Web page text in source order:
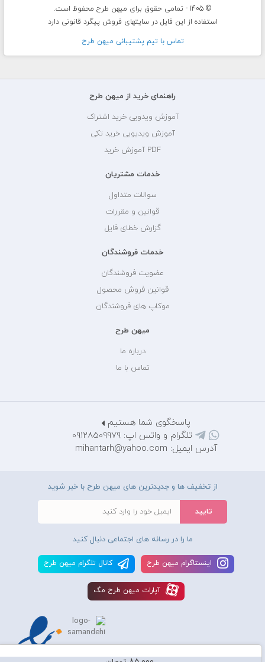
© 1405 - تمامی حقوق برای میهن طرح محفوظ است.
استفاده از این فایل در سایتهای فروش پیگرد قانونی دارد
تماس با تيم پشتيبانی ميهن طرح
راهنمای خرید از میهن طرح
آموزش ویدویی خرید اشتراک
آموزش ویدیویی خرید تکی
PDF آموزش خرید
خدمات مشتریان
سوالات متداول
قوانین و مقررات
گزارش خطای فایل
خدمات فروشندگان
عضویت فروشندگان
قوانین فروش محصول
موکاپ های فروشندگان
میهن طرح
درباره ما
تماس با ما
پاسخگوی شما هستیم
تلگرام و واتس اپ: 09128509979
آدرس ایمیل: mihantarh@yahoo.com
از تخفیف ها و جدیدترین های میهن طرح با خبر شوید
ما را در رسانه های اجتماعی دنبال کنید
اينستاگرام ميهن طرح کانال تلگرام ميهن طرح
آپارات ميهن طرح مگ